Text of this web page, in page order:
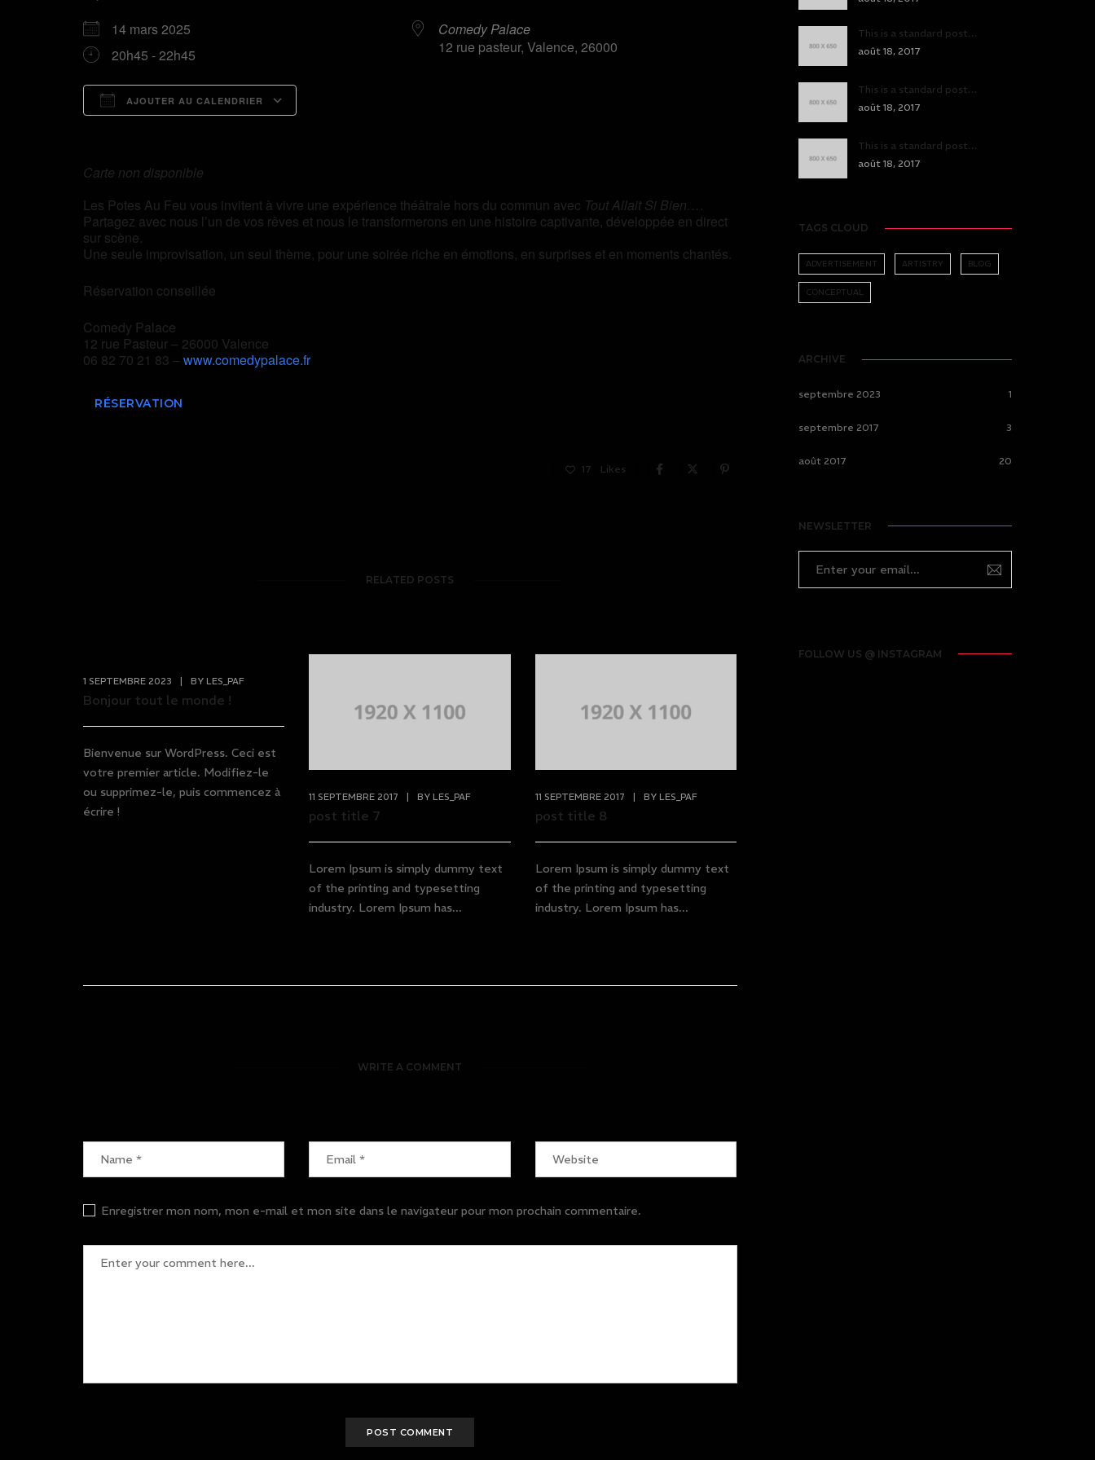
14 mars 2025
20h45 - 22h45
AJOUTER AU CALENDRIER
Comedy Palace
12 rue pasteur, Valence, 26000
Carte non disponible
Les Potes Au Feu vous invitent à vivre une expérience théâtrale hors du commun avec Tout Allait Si Bien… .
Partagez avec nous l’un de vos rêves et nous le transformerons en une histoire captivante, développée en direct
sur scène.
Une seule improvisation, un seul thème, pour une soirée riche en émotions, en surprises et en moments chantés.
Réservation conseillée
Comedy Palace
12 rue Pasteur – 26000 Valence
06 82 70 21 83 –www.comedypalace.fr
RÉSERVATION
17 Likes
RELATED POSTS
1 SEPTEMBRE 2023 BY LES_PAF
Bonjour tout le monde !
Bienvenue sur WordPress. Ceci est
votre premier article. Modifiez-le
ou supprimez-le, puis commencez à
écrire !
11 SEPTEMBRE 2017 BY LES_PAF
post title 7
Lorem Ipsum is simply dummy text
of the printing and typesetting
industry. Lorem Ipsum has...
11 SEPTEMBRE 2017 BY LES_PAF
post title 8
Lorem Ipsum is simply dummy text
of the printing and typesetting
industry. Lorem Ipsum has...
WRITE A COMMENT
Enregistrer mon nom, mon e-mail et mon site dans le navigateur pour mon prochain commentaire.
This is a standard post…
août 18, 2017
This is a standard post…
août 18, 2017
This is a standard post…
août 18, 2017
TAGS CLOUD
ADVERTISEMENT ARTISTRY BLOG
CONCEPTUAL
ARCHIVE
septembre 2023 1
septembre 2017 3
août 2017 20
NEWSLETTER
FOLLOW US @ INSTAGRAM